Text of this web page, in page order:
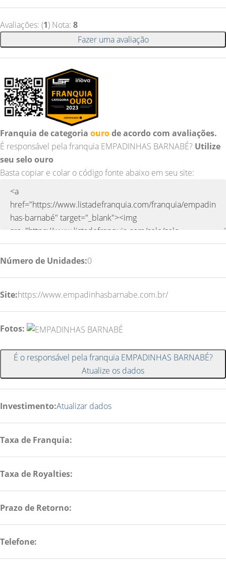
Avaliações: (1) Nota: 8
Fazer uma avaliação
Franquia de categoria ourode acordo com avaliações.
É responsável pela franquia EMPADINHAS BARNABÉ? Utilize
seu selo ouro
Basta copiar e colar o código fonte abaixo em seu site:
Número de Unidades:0
Site:https://www.empadinhasbarnabe.com.br/
Fotos:
É o responsável pela franquia EMPADINHAS BARNABÉ?
Atualize os dados
Investimento:Atualizar dados
Taxa de Franquia:
Taxa de Royalties:
Prazo de Retorno:
Telefone: